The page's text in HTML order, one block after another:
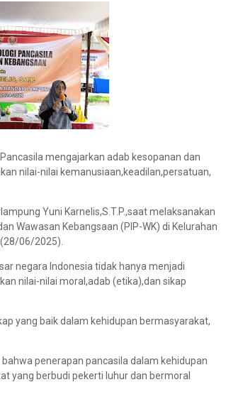
mengajarkan adab kesopanan dan
nilai-nilai kemanusiaan,keadilan,persatuan,
Yuni Karnelis,S.T.P.,saat melaksanakan
Wawasan Kebangsaan (PIP-WK) di Kelurahan
06/2025).
negara Indonesia tidak hanya menjadi
nilai-nilai moral,adab (etika),dan sikap
yang baik dalam kehidupan bermasyarakat,
penerapan pancasila dalam kehidupan
yang berbudi pekerti luhur dan bermoral